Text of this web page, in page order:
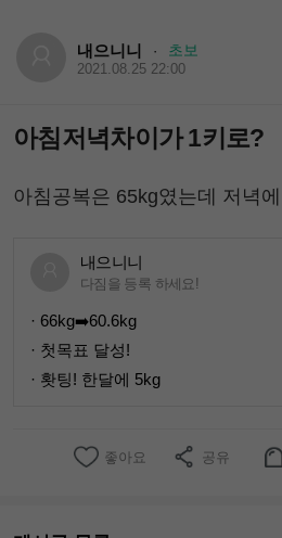
내으니니 · 초보
2021.08.25 22:00
아침저녁차이가 1키로?
아침공복은 65kg였는데 저녁
내으니니
다짐을 등록 하세요!
· 66kg➡️60.6kg
· 첫목표 달성!
· 홧팅! 한달에 5kg
좋아요 공유